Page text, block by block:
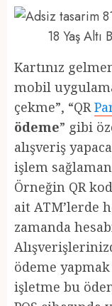
18 Yaş Altı
Kartınız
mobil
çekme”, “QR
ödeme” gibi
alışveriş
işlem
Örneğin QR
ait ATM’lerde
zamanda
ödeme
işletme bu